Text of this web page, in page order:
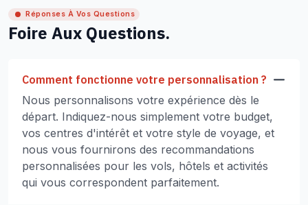
Réponses À Vos Questions
Foire Aux Questions.
Comment fonctionne votre personnalisation ?
Nous personnalisons votre expérience dès le
départ. Indiquez-nous simplement votre budget,
vos centres d'intérêt et votre style de voyage, et
nous vous fournirons des recommandations
personnalisées pour les vols, hôtels et activités
qui vous correspondent parfaitement.